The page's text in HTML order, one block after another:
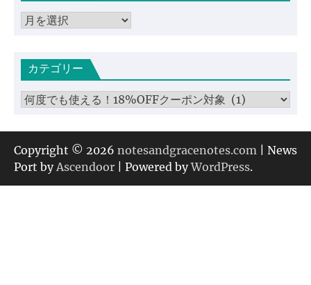
ア
イカテゴリー
カ
ゴ
リ
ー
Copyright © 2026 notesandgracenotes.com | News
Port by Ascendoor | Powered byWordPress.